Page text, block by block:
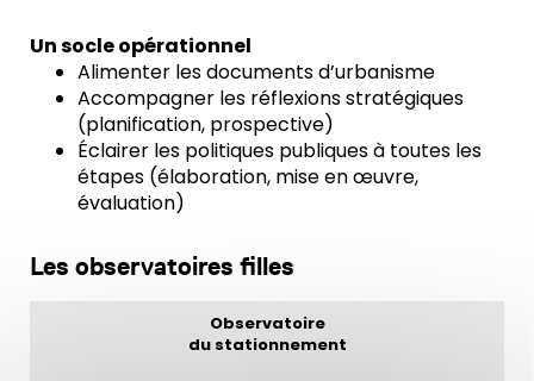
Un socle opérationnel
Alimenter les documents d’urbanisme
Accompagner les réflexions stratégiques
(planification, prospective)
Éclairer les politiques publiques à toutes les
étapes (élaboration, mise en œuvre,
évaluation)
Les observatoires filles
Observatoire
du stationnement